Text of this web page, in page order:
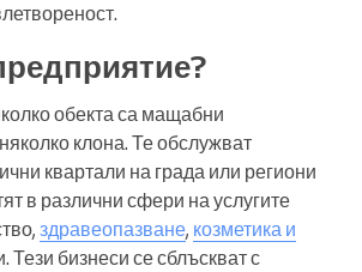
обекта са мащабни
клона. Те обслужват
квартали на града или региони
в различни сфери на услугите
здравеопазване, козметика и
Тези бизнеси се сблъскват с